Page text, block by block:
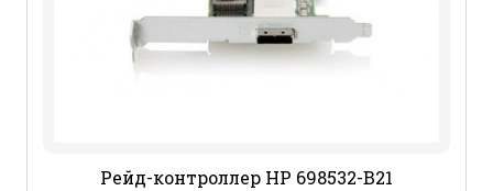
Рейд-контроллер HP 698532-B21